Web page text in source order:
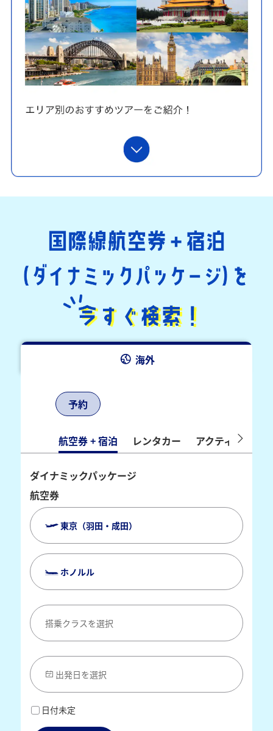
海外
予約
航空券 + 宿泊 レンタカー アクティビティ
ダイナミックパッケージ
航空券
東京（羽田・成田）
ホノルル
搭乗クラスを選択
出発日を選択
日付未定